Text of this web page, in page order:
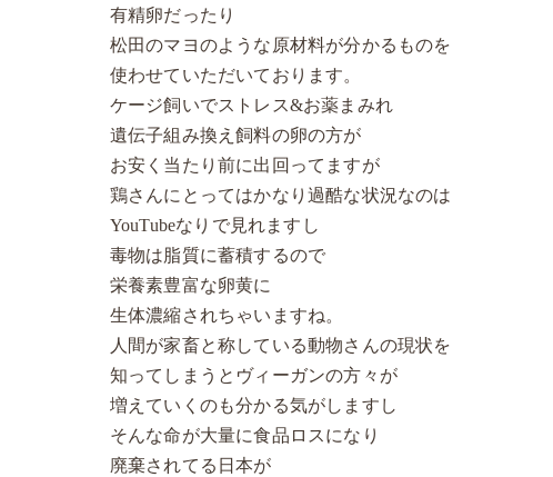
有精卵だったり
松田のマヨのような原材料が分かるものを
使わせていただいております。
ケージ飼いでストレス&お薬まみれ
遺伝子組み換え飼料の卵の方が
お安く当たり前に出回ってますが
鶏さんにとってはかなり過酷な状況なのは
YouTubeなりで見れますし
毒物は脂質に蓄積するので
栄養素豊富な卵黄に
生体濃縮されちゃいますね。
人間が家畜と称している動物さんの現状を
知ってしまうとヴィーガンの方々が
増えていくのも分かる気がしますし
そんな命が大量に食品ロスになり
廃棄されてる日本が